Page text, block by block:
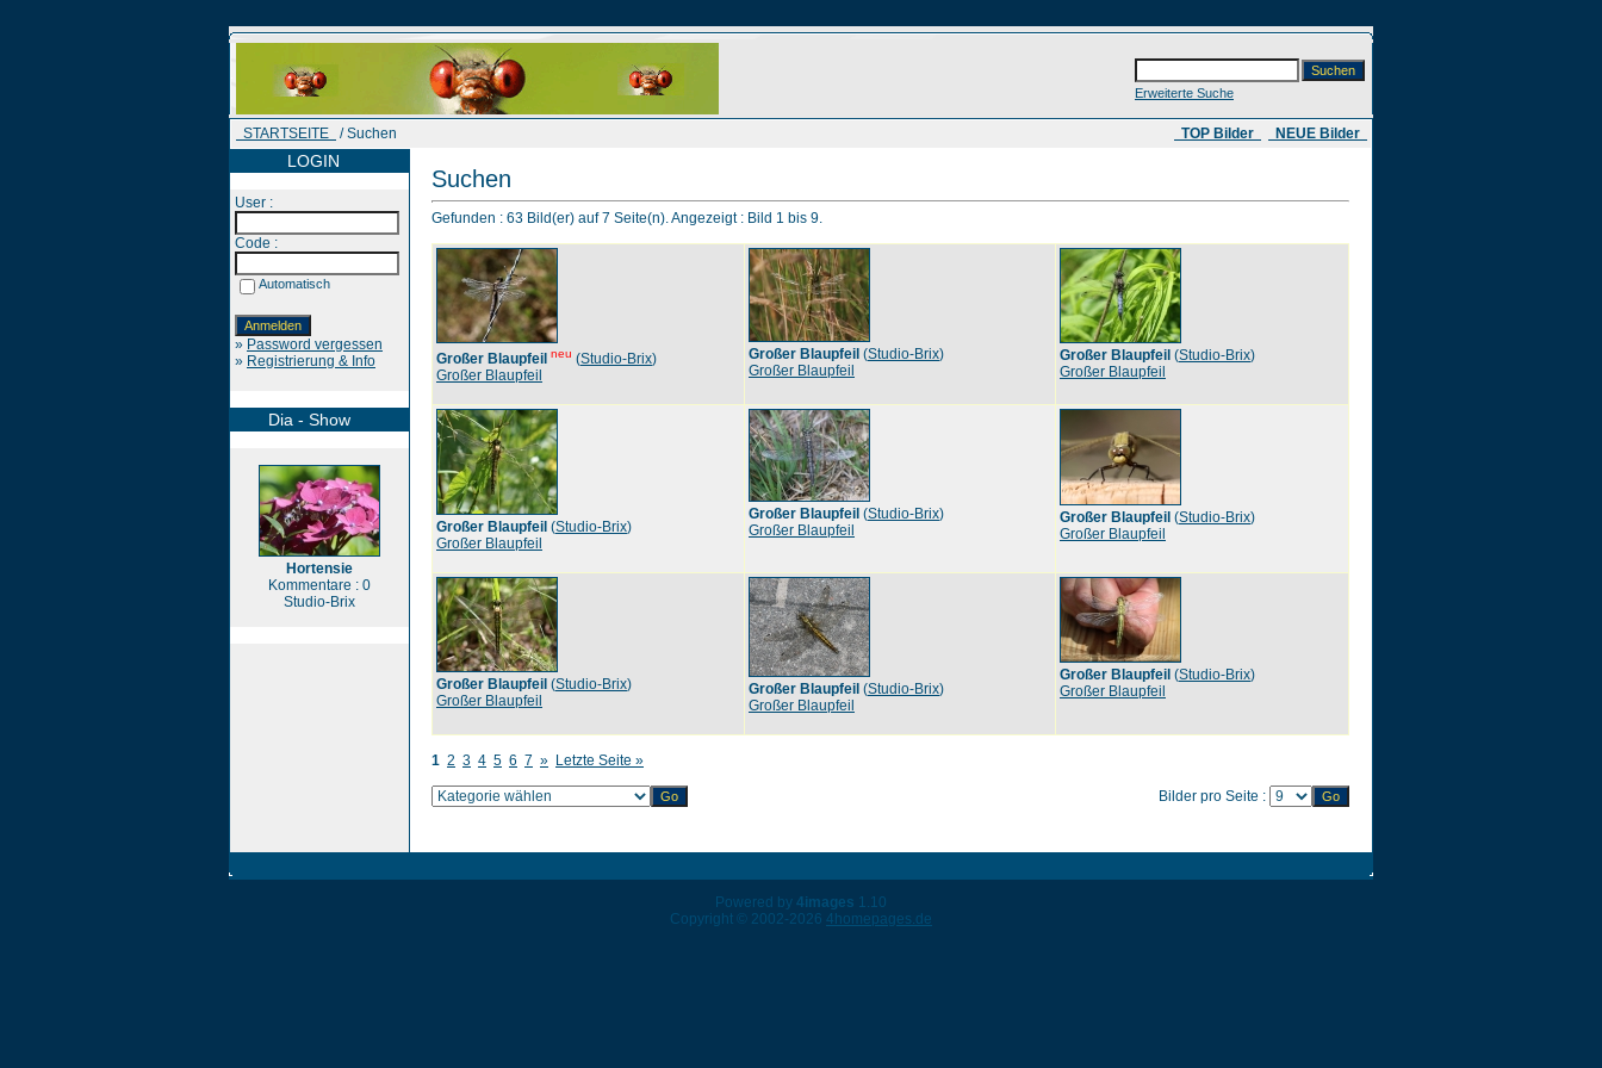
Erweiterte Suche
STARTSEITE / Suchen ​ TOP Bilder NEUE Bilder
LOGIN
User :
Code :
Automatisch
» Password vergessen
» Registrierung & Info
Dia - Show
Hortensie
Kommentare : 0
Studio-Brix
Suchen
Gefunden : 63 Bild(er) auf 7 Seite(n). Angezeigt : Bild 1 bis 9.
Großer Blaupfeil neu (Studio-Brix)
Großer Blaupfeil
Großer Blaupfeil (Studio-Brix)
Großer Blaupfeil
Großer Blaupfeil (Studio-Brix)
Großer Blaupfeil
Großer Blaupfeil (Studio-Brix)
Großer Blaupfeil
Großer Blaupfeil (Studio-Brix)
Großer Blaupfeil
Großer Blaupfeil (Studio-Brix)
Großer Blaupfeil
Großer Blaupfeil (Studio-Brix)
Großer Blaupfeil
Großer Blaupfeil (Studio-Brix)
Großer Blaupfeil
Großer Blaupfeil (Studio-Brix)
Großer Blaupfeil
1 2 3 4 5 6 7 » Letzte Seite »
Bilder pro Seite :
Powered by 4images 1.10
Copyright © 2002-2026 4homepages.de